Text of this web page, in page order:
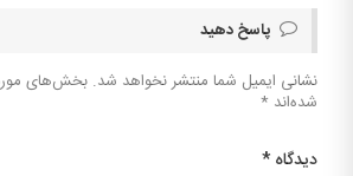
پاسخ دهید
نشانی ایمیل شما منتشر نخواهد شد. بخش‌های
شده‌اند *
دیدگاه *